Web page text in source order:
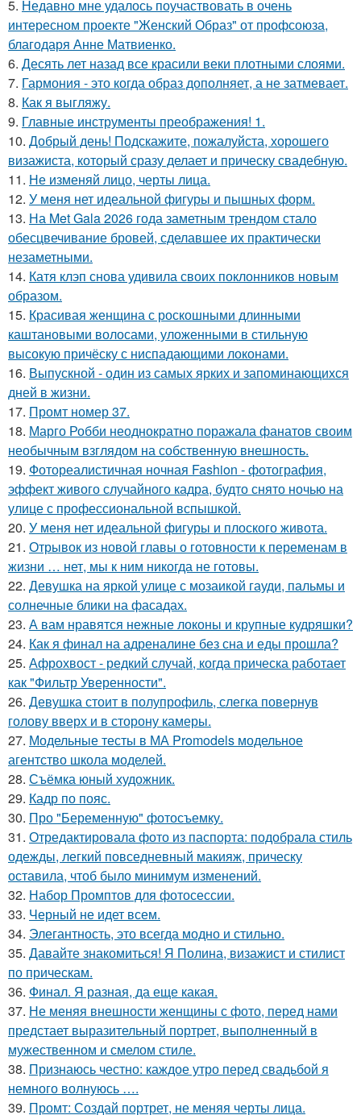
5. Недавно мне удалось поучаствовать в очень
интересном проекте "Женский Образ" от профсоюза,
благодаря Анне Матвиенко.
6. Десять лет назад все красили веки плотными слоями.
7. Гармония - это когда образ дополняет, а не затмевает.
8. Как я выгляжу.
9. Главные инструменты преображения! 1.
10. Добрый день! Подскажите, пожалуйста, хорошего
визажиста, который сразу делает и прическу свадебную.
11. Не изменяй лицо, черты лица.
12. У меня нет идеальной фигуры и пышных форм.
13. На Met Gala 2026 года заметным трендом стало
обесцвечивание бровей, сделавшее их практически
незаметными.
14. Катя клэп снова удивила своих поклонников новым
образом.
15. Красивая женщина с роскошными длинными
каштановыми волосами, уложенными в стильную
высокую причёску с ниспадающими локонами.
16. Выпускной - один из самых ярких и запоминающихся
дней в жизни.
17. Промт номер 37.
18. Марго Робби неоднократно поражала фанатов своим
необычным взглядом на собственную внешность.
19. Фотореалистичная ночная Fashion - фотография,
эффект живого случайного кадра, будто снято ночью на
улице с профессиональной вспышкой.
20. У меня нет идеальной фигуры и плоского живота.
21. Отрывок из новой главы о готовности к переменам в
жизни … нет, мы к ним никогда не готовы.
22. Девушка на яркой улице с мозаикой гауди, пальмы и
солнечные блики на фасадах.
23. А вам нравятся нежные локоны и крупные кудряшки?
24. Как я финал на адреналине без сна и еды прошла?
25. Афрохвост - редкий случай, когда прическа работает
как "Фильтр Уверенности".
26. Девушка стоит в полупрофиль, слегка повернув
голову вверх и в сторону камеры.
27. Модельные тесты в МА Promodels модельное
агентство школа моделей.
28. Съёмка юный художник.
29. Кадр по пояс.
30. Про "Беременную" фотосъемку.
31. Отредактировала фото из паспорта: подобрала стиль
одежды, легкий повседневный макияж, прическу
оставила, чтоб было минимум изменений.
32. Набор Промптов для фотосессии.
33. Черный не идет всем.
34. Элегантность, это всегда модно и стильно.
35. Давайте знакомиться! Я Полина, визажист и стилист
по прическам.
36. Финал. Я разная, да еще какая.
37. Не меняя внешности женщины с фото, перед нами
предстает выразительный портрет, выполненный в
мужественном и смелом стиле.
38. Признаюсь честно: каждое утро перед свадьбой я
немного волнуюсь ….
39. Промт: Создай портрет, не меняя черты лица.